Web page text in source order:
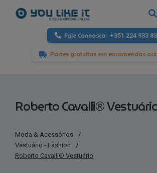
Fale Connosco: +351 224 933
Portes gratuitos em encomendas
Roberto Cavalli®
Moda & Acessórios
/
Vestuário - Fashion
/
Roberto Cavalli® Vestuário